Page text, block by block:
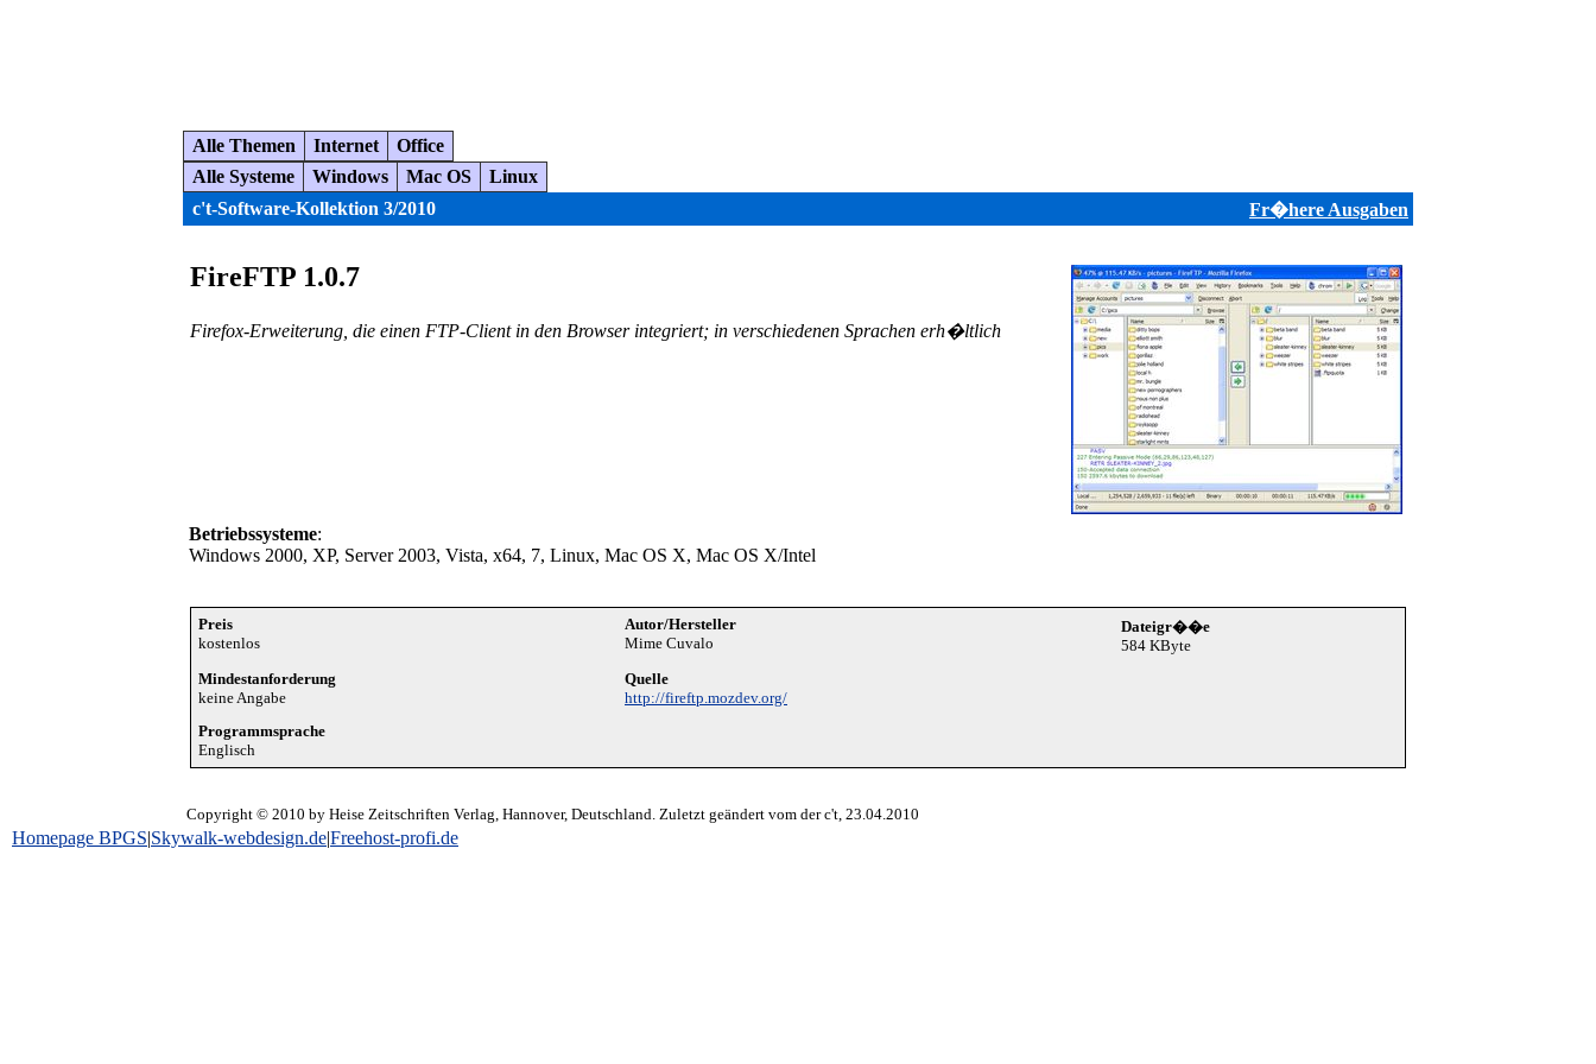
Alle Themen Internet
Office
Alle Systeme
Windows Mac OS
Linux
c't-Software-Kollektion 3/2010
Fr�here Ausgaben
FireFTP 1.0.7
Firefox-Erweiterung, die einen FTP-Client in den Browser integriert; in verschiedenen Sprachen erh�ltlich
Betriebssysteme:
Windows 2000, XP, Server 2003, Vista, x64, 7, Linux, Mac OS X, Mac OS X/Intel
Preis
kostenlos
Autor/Hersteller
Mime Cuvalo
Dateigr��e
584 KByte
Mindestanforderung
keine Angabe
Quelle
http://fireftp.mozdev.org/
Programmsprache
Englisch
Copyright © 2010 by Heise Zeitschriften Verlag, Hannover, Deutschland. Zuletzt geändert vom der c't, 23.04.2010
Homepage BPGS|Skywalk-webdesign.de|Freehost-profi.de